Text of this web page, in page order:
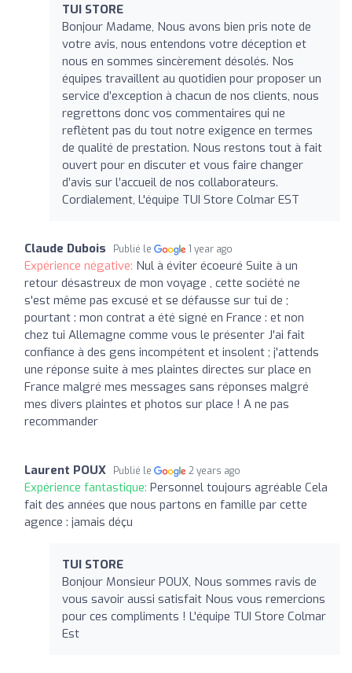
TUI STORE
Bonjour Madame, Nous avons bien pris note de
votre avis, nous entendons votre déception et
nous en sommes sincèrement désolés. Nos
équipes travaillent au quotidien pour proposer un
service d’exception à chacun de nos clients, nous
regrettons donc vos commentaires qui ne
reflètent pas du tout notre exigence en termes
de qualité de prestation. Nous restons tout à fait
ouvert pour en discuter et vous faire changer
d’avis sur l’accueil de nos collaborateurs.
Cordialement, L'équipe TUI Store Colmar EST
Claude Dubois Publié le 1 year ago
Expérience négative: Nul à éviter écoeuré Suite à un
retour désastreux de mon voyage , cette société ne
s'est même pas excusé et se défausse sur tui de ;
pourtant : mon contrat a été signé en France : et non
chez tui Allemagne comme vous le présenter J'ai fait
confiance à des gens incompétent et insolent ; j'attends
une réponse suite à mes plaintes directes sur place en
France malgré mes messages sans réponses malgré
mes divers plaintes et photos sur place ! A ne pas
recommander
Laurent POUX Publié le 2 years ago
Expérience fantastique: Personnel toujours agréable Cela
fait des années que nous partons en famille par cette
agence : jamais déçu
TUI STORE
Bonjour Monsieur POUX, Nous sommes ravis de
vous savoir aussi satisfait Nous vous remercions
pour ces compliments ! L'équipe TUI Store Colmar
Est